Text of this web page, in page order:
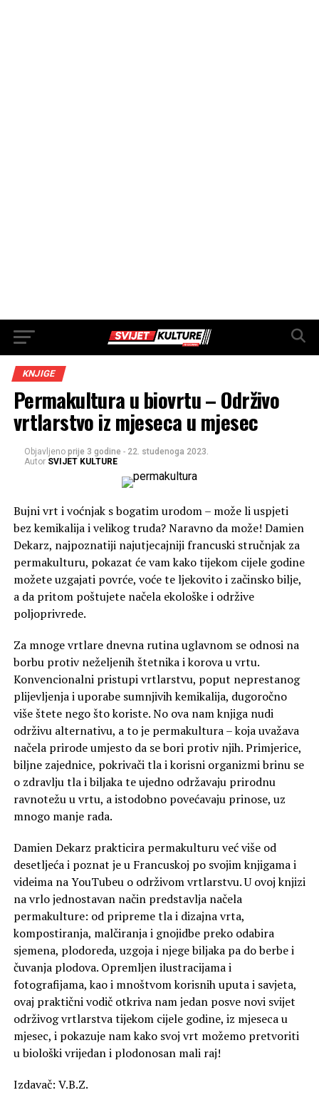
KNJIGE
Permakultura u biovrtu – Održivo
vrtlarstvo iz mjeseca u mjesec
Objavljeno prije 3 godine - 22. studenoga 2023.
Autor SVIJET KULTURE
Bujni vrt i voćnjak s bogatim urodom – može li uspjeti
bez kemikalija i velikog truda? Naravno da može! Damien
Dekarz, najpoznatiji najutjecajniji francuski stručnjak za
permakulturu, pokazat će vam kako tijekom cijele godine
možete uzgajati povrće, voće te ljekovito i začinsko bilje,
a da pritom poštujete načela ekološke i održive
poljoprivrede.
Za mnoge vrtlare dnevna rutina uglavnom se odnosi na
borbu protiv neželjenih štetnika i korova u vrtu.
Konvencionalni pristupi vrtlarstvu, poput neprestanog
plijevljenja i uporabe sumnjivih kemikalija, dugoročno
više štete nego što koriste. No ova nam knjiga nudi
održivu alternativu, a to je permakultura – koja uvažava
načela prirode umjesto da se bori protiv njih. Primjerice,
biljne zajednice, pokrivači tla i korisni organizmi brinu se
o zdravlju tla i biljaka te ujedno održavaju prirodnu
ravnotežu u vrtu, a istodobno povećavaju prinose, uz
mnogo manje rada.
Damien Dekarz prakticira permakulturu već više od
desetljeća i poznat je u Francuskoj po svojim knjigama i
videima na YouTubeu o održivom vrtlarstvu. U ovoj knjizi
na vrlo jednostavan način predstavlja načela
permakulture: od pripreme tla i dizajna vrta,
kompostiranja, malčiranja i gnojidbe preko odabira
sjemena, plodoreda, uzgoja i njege biljaka pa do berbe i
čuvanja plodova. Opremljen ilustracijama i
fotografijama, kao i mnoštvom korisnih uputa i savjeta,
ovaj praktični vodič otkriva nam jedan posve novi svijet
održivog vrtlarstva tijekom cijele godine, iz mjeseca u
mjesec, i pokazuje nam kako svoj vrt možemo pretvoriti
u biološki vrijedan i plodonosan mali raj!
Izdavač: V.B.Z.